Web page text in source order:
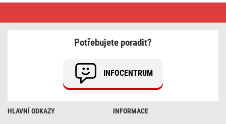
HLAVNÍ ODKAZY INFORMACE
Potřebujete poradit?
INFOCENTRUM